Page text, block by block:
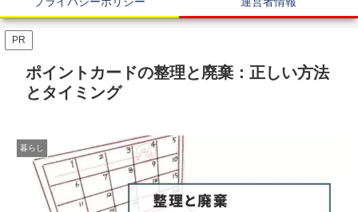
PR
ポイントカードの整理と廃棄：正しい方法
とタイミング
暮らし